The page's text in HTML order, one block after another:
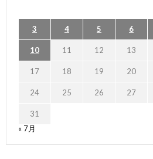
3 4 5 6
10 11 12 13
17 18 19 20
24 25 26 27
31
« 7月